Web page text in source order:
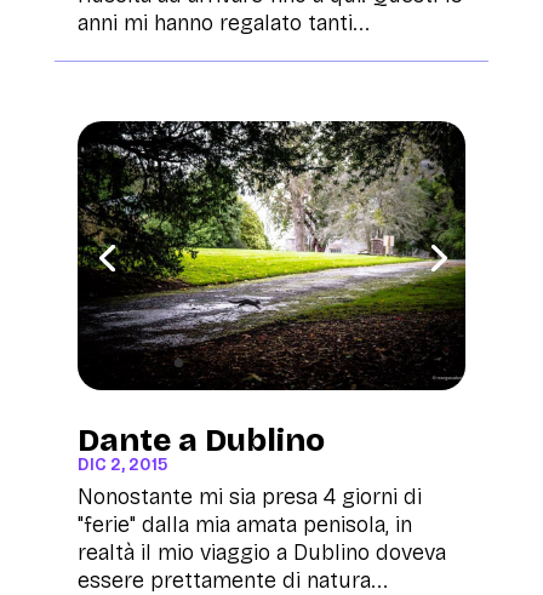
anni mi hanno regalato tanti...
Dante a Dublino
DIC 2, 2015
Nonostante mi sia presa 4 giorni di
"ferie" dalla mia amata penisola, in
realtà il mio viaggio a Dublino doveva
essere prettamente di natura...